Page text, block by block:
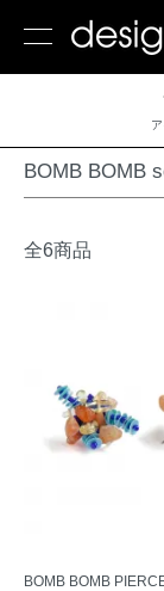
MATERIAL /
BOMB BOMB
全6商品
BOMB BOMB